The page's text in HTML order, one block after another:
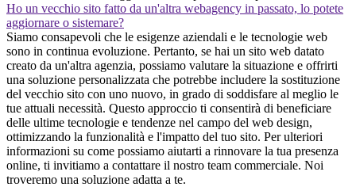
Ho un vecchio sito fatto da un'altra webagency in passato, lo potete
aggiornare o sistemare?
Siamo consapevoli che le esigenze aziendali e le tecnologie web
sono in continua evoluzione. Pertanto, se hai un sito web datato
creato da un'altra agenzia, possiamo valutare la situazione e offrirti
una soluzione personalizzata che potrebbe includere la sostituzione
del vecchio sito con uno nuovo, in grado di soddisfare al meglio le
tue attuali necessità. Questo approccio ti consentirà di beneficiare
delle ultime tecnologie e tendenze nel campo del web design,
ottimizzando la funzionalità e l'impatto del tuo sito. Per ulteriori
informazioni su come possiamo aiutarti a rinnovare la tua presenza
online, ti invitiamo a contattare il nostro team commerciale. Noi
troveremo una soluzione adatta a te.